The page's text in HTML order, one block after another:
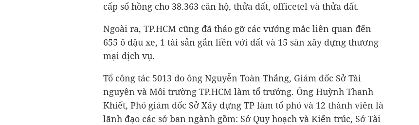
cấp sổ hồng cho 38.363 căn hộ, thửa đất, officetel và thửa đất.
Ngoài ra, TP.HCM cũng đã tháo gỡ các vướng mắc liên quan đến
655 ô đậu xe, 1 tài sản gắn liền với đất và 15 sàn xây dựng thương
mại dịch vụ.
Tổ công tác 5013 do ông Nguyễn Toàn Thắng, Giám đốc Sở Tài
nguyên và Môi trường TP.HCM làm tổ trưởng. Ông Huỳnh Thanh
Khiết, Phó giám đốc Sở Xây dựng TP làm tổ phó và 12 thành viên là
lãnh đạo các sở ban ngành gồm: Sở Quy hoạch và Kiến trúc, Sở Tài